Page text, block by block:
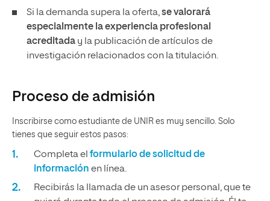
Si la demanda supera la oferta,se valorará
especialmente la experiencia profesional
acreditada y la publicación de artículos de
investigación relacionados con la titulación.
Proceso de admisión
Inscribirse como estudiante de UNIR es muy sencillo. Solo
tienes que seguir estos pasos:
Completa el formulario de solicitud de
información en línea.
Recibirás la llamada de un asesor personal, que te